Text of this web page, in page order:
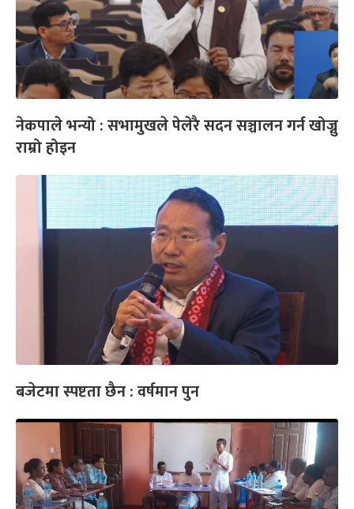
नेकपाले भन्यो : सभामुखले पेलेरै सदन सञ्चालन गर्न खोज्नु
राम्रो होइन
बजेटमा स्पष्टता छैन : वर्षमान पुन